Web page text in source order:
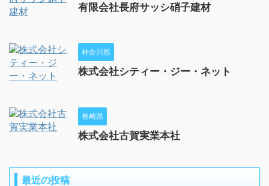
有限会社長府サッシ硝子建材
神奈川県
株式会社シティー・ジー・ネット
長崎県
株式会社古賀実業本社
最近の投稿